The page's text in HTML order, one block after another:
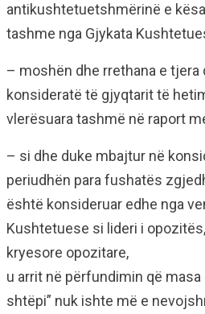
antikushtetuetshmërinë e
tashme nga Gjykata
– moshën dhe rrethana e tjera
konsideratë të gjyqtarit të
vlerësuara tashmë në raport
– si dhe duke mbajtur në
periudhën para fushatës
është konsideruar edhe nga
Kushtetuese si lideri i
kryesore opozitare,
u arrit në përfundimin që
shtëpi” nuk ishte më e